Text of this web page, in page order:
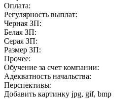
Оплата:
Регулярность выплат:
Черная ЗП:
Белая ЗП:
Серая ЗП:
Размер ЗП:
Прочее:
Обучение за счет компании:
Адекватность начальства:
Перспективы:
Добавить картинку jpg, gif, bmp